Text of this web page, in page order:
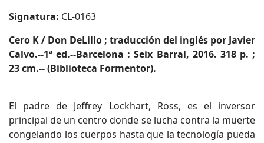
Signatura: CL-0163
Cero K / Don DeLillo ; traducción del inglés por Javier
Calvo.--1ª ed.--Barcelona : Seix Barral, 2016. 318 p. ;
23 cm.-- (Biblioteca Formentor).
El padre de Jeffrey Lockhart, Ross, es el inversor
principal de un centro donde se lucha contra la muerte
congelando los cuerpos hasta que la tecnología pueda